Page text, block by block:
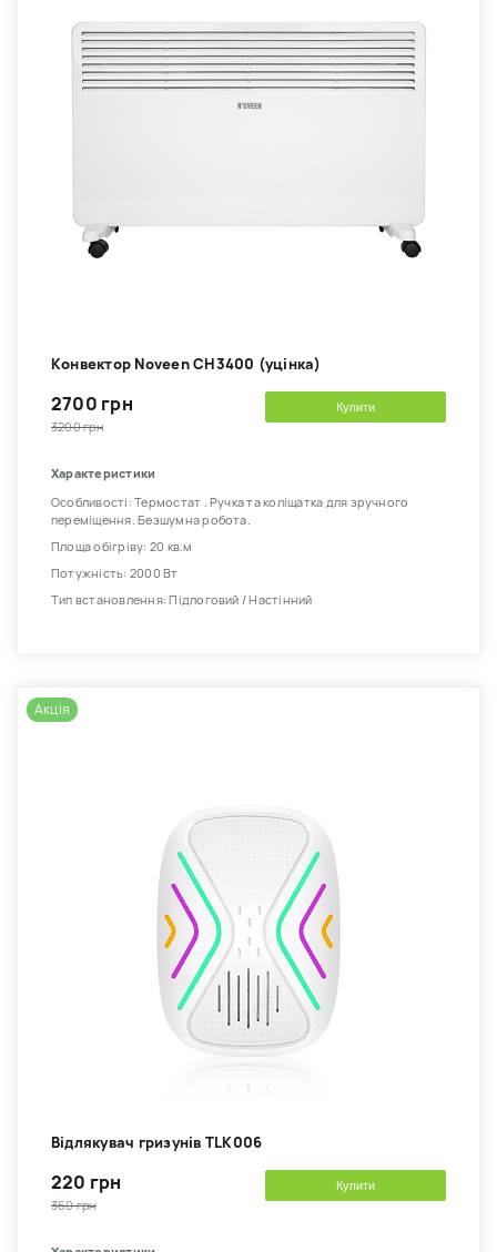
Kонвектор Noveen CH3400 (уцінка)
2700 грн
3200 грн
Купити
Характеристики
Особливості: Термостат . Ручка та коліщатка для зручного
переміщення. Безшумна робота.
Площа обігріву: 20 кв.м
Потужність: 2000 Вт
Тип встановлення: Підлоговий / Настінний
Акція
Відлякувач гризунів TLK006
220 грн
360 грн
Купити